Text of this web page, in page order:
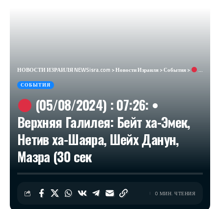
НОВОСТИ ИЗРАИЛЯ NEWSisra.com >Новости Израиля>События>
СОБЫТИЯ
(05/08/2024) : 07:26: •
Верхняя Галилея: Бейт ха-Эмек,
Нетив ха-Шаяра, Шейх Данун,
Мазра (30 сек
0 МИН. ЧТЕНИЯ